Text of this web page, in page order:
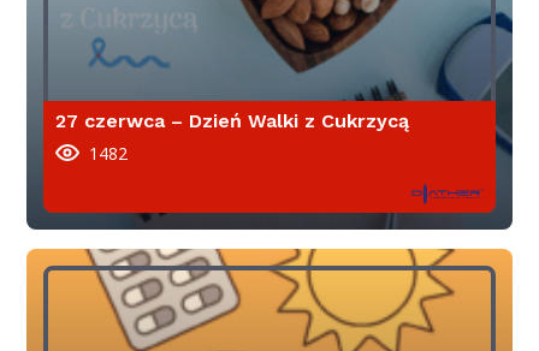
27 czerwca – Dzień Walki z Cukrzycą
1482